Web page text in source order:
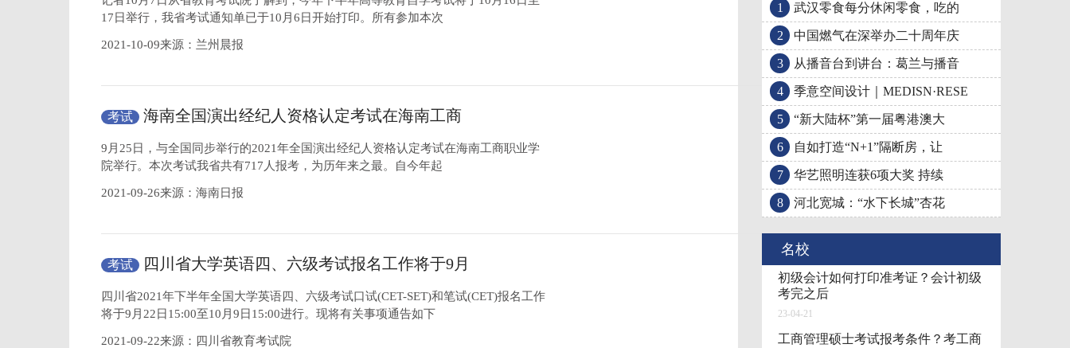
17日举行，我省考试通知单已于10月6日开始打印。所有参加本次
2021-10-09来源：兰州晨报
考试
海南全国演出经纪人资格认定考试在海南工商
职业学院举行
9月25日，与全国同步举行的2021年全国演出经纪人资格认定考试在海南工商职业学
院举行。本次考试我省共有717人报考，为历年来之最。自今年起
2021-09-26来源：海南日报
考试
四川省大学英语四、六级考试报名工作将于9月
22日进行
四川省2021年下半年全国大学英语四、六级考试口试(CET-SET)和笔试(CET)报名工作
将于9月22日15:00至10月9日15:00进行。现将有关事项通告如下
2021-09-22来源：四川省教育考试院
季意空间设计｜MEDISN
1 武汉零食每分休闲零食，吃的
2 中国燃气在深举办二十周年庆
3 从播音台到讲台：葛兰与播音
4 季意空间设计｜MEDISN·RESE
5 “新大陆杯”第一届粤港澳大
6 自如打造“N+1”隔断房，让
7 华艺照明连获6项大奖 持续
8 河北宽城：“水下长城”杏花
名校
初级会计如何打印准考证？会计初级
考完之后
23-04-21
工商管理硕士考试报考条件？考工商